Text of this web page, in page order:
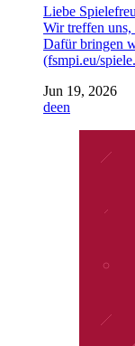
Liebe
Wir treffen uns,
Dafür bringen
(fsmpi.eu/
Jun 19, 2026
deen